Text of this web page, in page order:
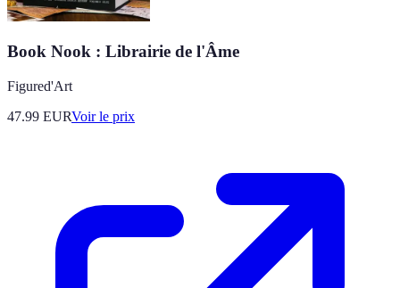
Book Nook : Librairie de l'Âme
Figured'Art
47.99 EURVoir le prix